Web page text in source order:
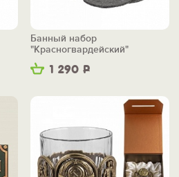
1 290 Р
Банный набор
"Красногвардейский"